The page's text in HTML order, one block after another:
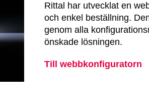
Rittal har utvecklat en
och enkel beställning.
genom alla
önskade lösningen.
Till webbkonfiguratorn